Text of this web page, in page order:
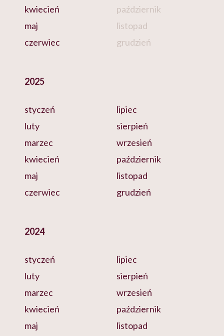
kwiecień
maj
czerwiec
październik
listopad
grudzień
2025
styczeń
luty
marzec
kwiecień
maj
czerwiec
lipiec
sierpień
wrzesień
październik
listopad
grudzień
2024
styczeń
luty
marzec
kwiecień
maj
lipiec
sierpień
wrzesień
październik
listopad